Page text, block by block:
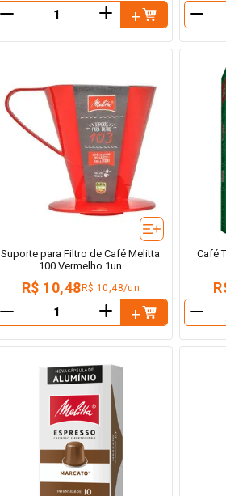
＋
Suporte para Filtro de Café Melitta
100 Vermelho 1un
R$ 10,48R$ 10,48/un
＋
Café